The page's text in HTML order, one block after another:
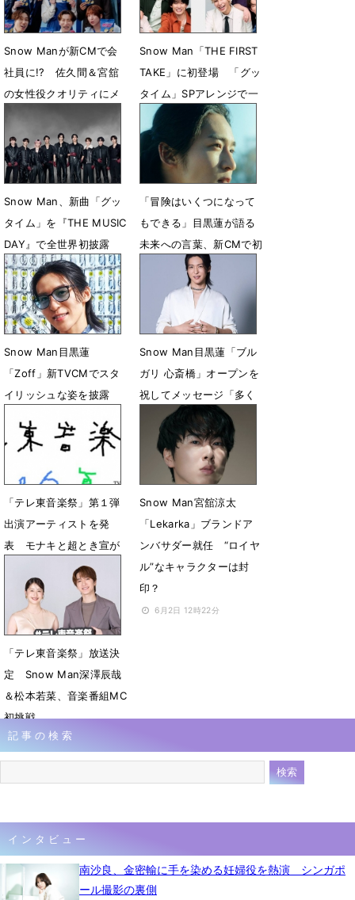
Snow Manが新CMで会
社員に!? 佐久間＆宮舘
の女性役クオリティにメ
ンバーも絶賛
7月30日 06時00分
Snow Man「THE FIRST
TAKE」に初登場 「グッ
タイム」SPアレンジで一
発撮り
7月24日 18時10分
Snow Man、新曲「グッ
タイム」を『THE MUSIC
DAY』で全世界初披露
7月4日 22時00分
「冒険はいくつになって
もできる」目黒蓮が語る
未来への言葉、新CMで初
7月1日 13時10分
Snow Man目黒蓮
「Zoff」新TVCMでスタ
イリッシュな姿を披露
Snow Man目黒蓮「ブル
ガリ 心斎橋」オープンを
祝してメッセージ「多く
の方々に愛される場所と
なりますように」
6月15日 14時12分
「テレ東音楽祭」第１弾
出演アーティストを発
表 モナキと超とき宣が
福岡の意外なスポットか
ら生中継
6月15日 12時00分
Snow Man宮舘涼太
「Lekarka」ブランドア
ンバサダー就任 “ロイヤ
ル”なキャラクターは封
印？
6月2日 12時22分
「テレ東音楽祭」放送決
定 Snow Man深澤辰哉
＆松本若菜、音楽番組MC
初挑戦
5月31日 12時02分
記事の検索
インタビュー
南沙良、金密輸に手を染める妊婦役を熱演 シンガポ
ール撮影の裏側